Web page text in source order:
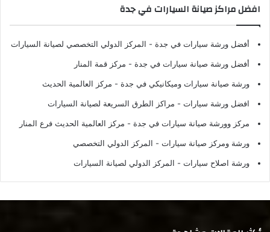
افضل مراكز صيانة السيارات في جدة
أفضل ورشة سيارات في جدة - المركز الدولي التخصصي لصيانة السيارات
أفضل ورشة صيانة سيارات في جدة - مركز قمة المنار
ورشة صيانة سيارات وميكانيكي في جدة - مركز العالمية الحديث
افضل ورشة سيارات - مراكز الطرق السريعة لصيانة السيارات
مركز وورشة صيانة سيارات في جدة - مركز العالمية الحديث فرع المنار
ورشة ومركز صيانة سيارات - المركز الدولي التخصصي
ورشة اصلاح سيارات - المركز الدولي لصيانة السيارات